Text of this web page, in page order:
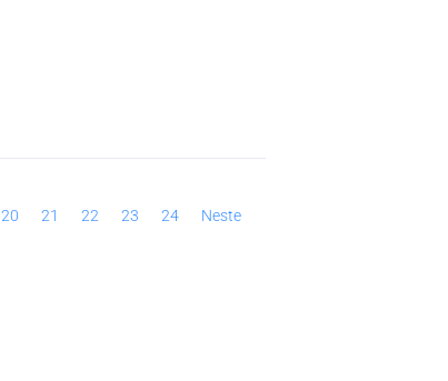
20 21 22 23 24 Neste